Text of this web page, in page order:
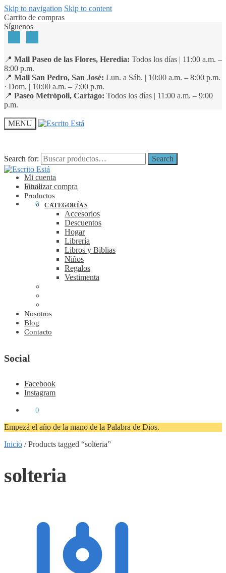
Skip to navigation Skip to content
Carrito de compras
Síguenos
📍 Mall Paseo de las Flores, Heredia: Todos los días | 11:00 a.m. –
8:00 p.m.
📍 Mall San Pedro, San José: Lun. a Sáb. | 10:00 a.m. – 8:00 p.m.
· Dom. | 10:00 a.m. – 7:00 p.m.
📍 Paseo Metrópoli, Cartago: Todos los días | 11:00 a.m. – 9:00
p.m.
MENU
Search for: Search
Mi cuenta
Finalizar compra
0
Search for: Search
Inicio
Productos
CATEGORÍAS
Accesorios
Descuentos
Hogar
Librería
Libros y Biblias
Niños
Regalos
Vestimenta
Nosotros
Blog
Contacto
Social
Facebook
Instagram
0
Empezá el año de la mano de la Palabra de Dios.
Inicio /Products tagged “solteria”
solteria